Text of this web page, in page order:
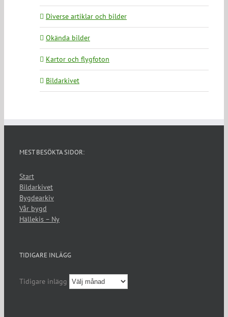
Diverse artiklar och bilder
Okända bilder
Kartor och flygfoton
Bildarkivet
MEST BESÖKTA SIDOR:
Start
Bildarkivet
Bygdearkiv
Vår bygd
Hällekis – Ny
TIDIGARE INLÄGG
Tidigare inlägg